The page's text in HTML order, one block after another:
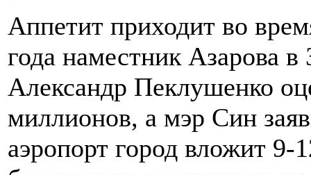
Аппетит приходит во
года наместник Азарова в
Александр Пеклушенко
миллионов, а мэр Син
аэропорт город вложит